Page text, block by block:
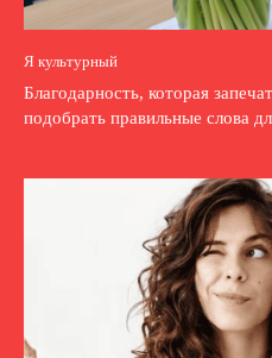
Я культурный
Благодарность, которая
подобрать правильные слова